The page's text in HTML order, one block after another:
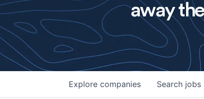
away
Search jobs
Explore companies